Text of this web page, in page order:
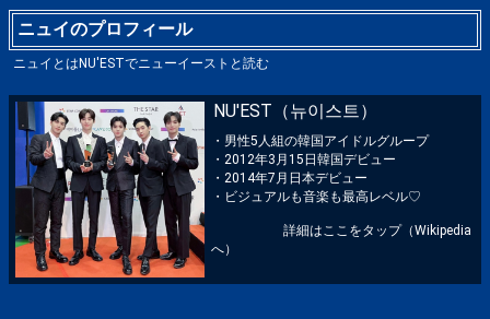
ニュイのプロフィール
ニュイとはNU'ESTでニューイーストと読む
NU'EST（뉴이스트）
・男性5人組の韓国アイドルグループ
・2012年3月15日韓国デビュー
・2014年7月日本デビュー
・ビジュアルも音楽も最高レベル♡
詳細はここをタップ（Wikipedia
へ）